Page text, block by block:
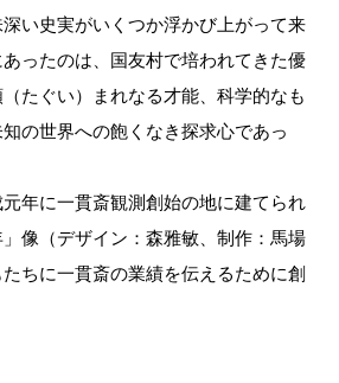
い史実がいくつか浮かび上がって来
ったのは、国友村で培われてきた優
たぐい）まれなる才能、科学的なも
の世界への飽くなき探求心であっ
年に一貫斎観測創始の地に建てられ
像（デザイン：森雅敏、制作：馬場
ちに一貫斎の業績を伝えるために創